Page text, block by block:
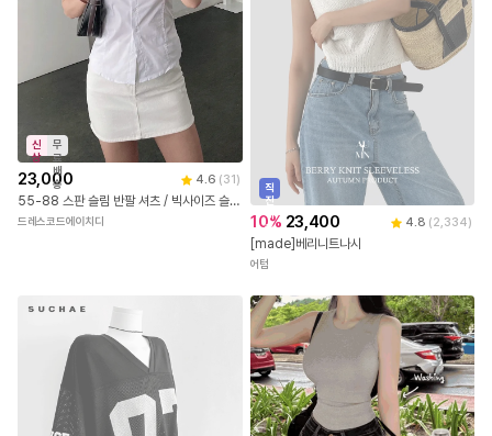
신
상
무
료
배
송
23,000 4.6 (31)
55-88 스판 슬림 반팔 셔츠 / 빅사이즈 슬림핏 라인셔츠 66 77
드레스코드에이치디
직
진
배
송
10% 23,400 4.8 (2,334)
[made]베리니트나시
어텀